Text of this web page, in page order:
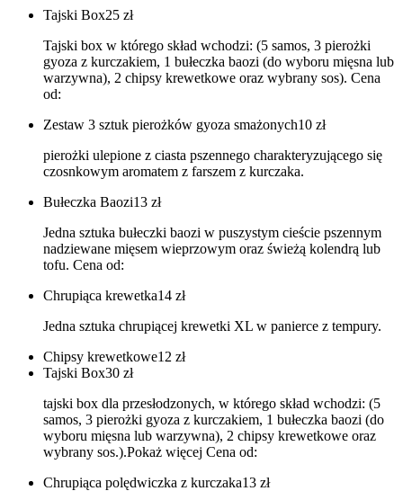
Tajski Box25 zł
Tajski box w którego skład wchodzi: (5 samos, 3 pierożki
gyoza z kurczakiem, 1 bułeczka baozi (do wyboru mięsna lub
warzywna), 2 chipsy krewetkowe oraz wybrany sos). Cena
od:
Zestaw 3 sztuk pierożków gyoza smażonych10 zł
pierożki ulepione z ciasta pszennego charakteryzującego się
czosnkowym aromatem z farszem z kurczaka.
Bułeczka Baozi13 zł
Jedna sztuka bułeczki baozi w puszystym cieście pszennym
nadziewane mięsem wieprzowym oraz świeżą kolendrą lub
tofu. Cena od:
Chrupiąca krewetka14 zł
Jedna sztuka chrupiącej krewetki XL w panierce z tempury.
Chipsy krewetkowe12 zł
Tajski Box30 zł
tajski box dla przesłodzonych, w którego skład wchodzi: (5
samos, 3 pierożki gyoza z kurczakiem, 1 bułeczka baozi (do
wyboru mięsna lub warzywna), 2 chipsy krewetkowe oraz
wybrany sos.).Pokaż więcej Cena od:
Chrupiąca polędwiczka z kurczaka13 zł